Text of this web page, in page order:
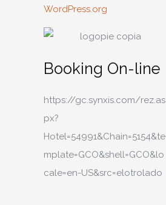
WordPress.org
Booking On-line
https://gc.synxis.com/rez.as
px?
Hotel=54991&Chain=5154&te
mplate=GCO&shell=GCO&lo
cale=en-US&src=elotrolado